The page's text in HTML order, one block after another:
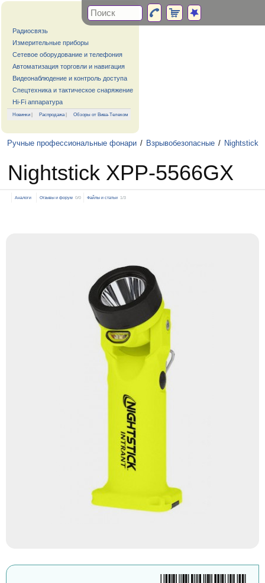
Радиосвязь
Измерительные приборы
Сетевое оборудование и телефония
Автоматизация торговли и навигация
Видеонаблюдение и контроль доступа
Спецтехника и тактическое снаряжение
Hi-Fi аппаратура
Новинки | Распродажа| Обзоры от Вива-Телеком
Ручные профессиональные фонари / Взрывобезопасные / Nightstick
Nightstick XPP-5566GX
Аналоги Отзывы и форум 0/0 Файлы и статьи 1/3